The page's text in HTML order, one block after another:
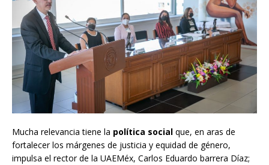
Mucha relevancia tiene la política social que, en aras de
fortalecer los márgenes de justicia y equidad de género,
impulsa el rector de la UAEMéx, Carlos Eduardo barrera Díaz;